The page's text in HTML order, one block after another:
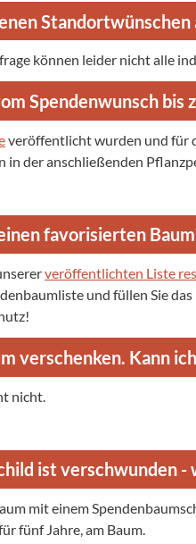
Standortwünschen
können leider nicht alle
Spendenwunsch bis
veröffentlicht wurden und für
in der anschließenden
favorisierten
veröffentlichten Liste
und füllen Sie
verschenken. Kann
nicht.
ist verschwunden -
mit einem
fünf Jahre, am Baum.